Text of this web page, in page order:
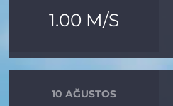
1.00 M/S
10 AĞUSTOS